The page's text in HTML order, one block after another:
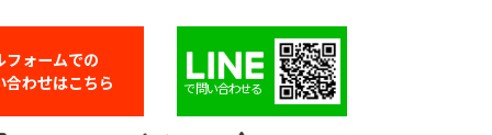
フォームでの
合わせはこちら
で問い合わせる